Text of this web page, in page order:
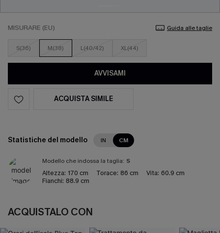
MISURARE (EU) Guida alle taglie
S(36) M(38) L(40/42) XL(44)
AVVISAMI
ACQUISTA SIMILE
Statistiche del modello IN CM
Modello che indossa la taglia: S
Altezza: 170 cm Torace: 86 cm Vita: 60.9 cm
Fianchi: 88.9 cm
ACQUISTALO CON